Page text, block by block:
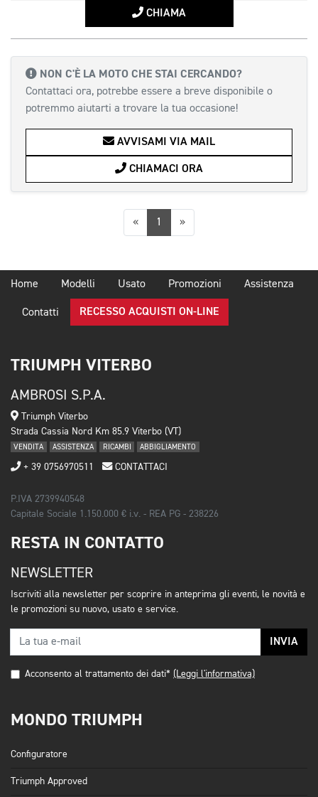
CHIAMA
NON C'È LA MOTO CHE STAI CERCANDO?
Contattaci ora, potrebbe essere a breve disponibile o
potremmo aiutarti a trovare la tua occasione!
AVVISAMI VIA MAIL
CHIAMACI ORA
«Precedente
1 »Successiva
Home Modelli Usato Promozioni Assistenza
Contatti RECESSO ACQUISTI ON-LINE
TRIUMPH VITERBO
AMBROSI S.P.A.
Triumph Viterbo
Strada Cassia Nord Km 85.9 Viterbo (VT)
VENDITA ASSISTENZA RICAMBI ABBIGLIAMENTO
+ 39 0756970511 CONTATTACI
P.IVA 2739940548
Capitale Sociale 1.150.000 € i.v. - REA PG - 238226
RESTA IN CONTATTO
NEWSLETTER
Iscriviti alla newsletter per scoprire in anteprima gli eventi, le novità e
le promozioni su nuovo, usato e service.
INVIA
Acconsento al trattamento dei dati* (Leggi l'informativa)
MONDO TRIUMPH
Configuratore
Triumph Approved